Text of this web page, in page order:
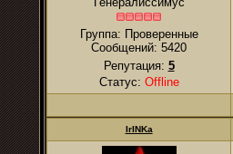
Группа: Проверенные
Сообщений: 5420
Репутация: 5
Статус: Offline
IrINKa